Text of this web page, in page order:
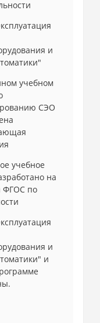
и
учебном
СЭО
учебное
на
ФГОС по
и
и